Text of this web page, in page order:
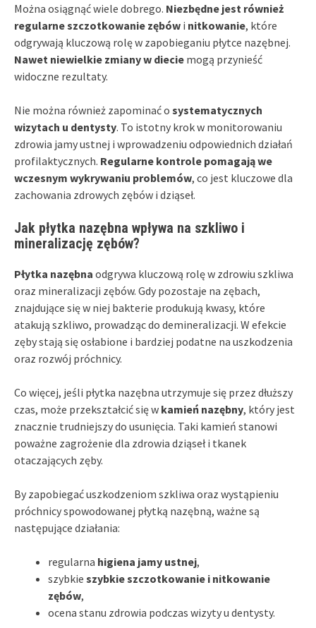
Można osiągnąć wiele dobrego. Niezbędne jest również
regularne szczotkowanie zębów i nitkowanie, które
odgrywają kluczową rolę w zapobieganiu płytce nazębnej.
Nawet niewielkie zmiany w diecie mogą przynieść
widoczne rezultaty.
Nie można również zapominać o systematycznych
wizytach u dentysty. To istotny krok w monitorowaniu
zdrowia jamy ustnej i wprowadzeniu odpowiednich działań
profilaktycznych. Regularne kontrole pomagają we
wczesnym wykrywaniu problemów, co jest kluczowe dla
zachowania zdrowych zębów i dziąseł.
Jak płytka nazębna wpływa na szkliwo i
mineralizację zębów?
Płytka nazębna odgrywa kluczową rolę w zdrowiu szkliwa
oraz mineralizacji zębów. Gdy pozostaje na zębach,
znajdujące się w niej bakterie produkują kwasy, które
atakują szkliwo, prowadząc do demineralizacji. W efekcie
zęby stają się osłabione i bardziej podatne na uszkodzenia
oraz rozwój próchnicy.
Co więcej, jeśli płytka nazębna utrzymuje się przez dłuższy
czas, może przekształcić się w kamień nazębny, który jest
znacznie trudniejszy do usunięcia. Taki kamień stanowi
poważne zagrożenie dla zdrowia dziąseł i tkanek
otaczających zęby.
By zapobiegać uszkodzeniom szkliwa oraz wystąpieniu
próchnicy spowodowanej płytką nazębną, ważne są
następujące działania:
regularna higiena jamy ustnej,
szybkie szybkie szczotkowanie i nitkowanie
zębów,
ocena stanu zdrowia podczas wizyty u dentysty.